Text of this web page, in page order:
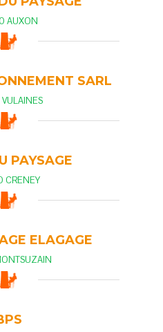
AUXON
SARL
PAYSAGE
CRENEY
ELAGAGE